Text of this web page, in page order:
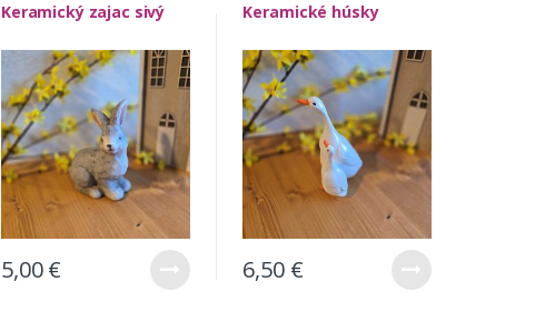
Keramický zajac sivý
5,00€
Keramické húsky
6,50 €